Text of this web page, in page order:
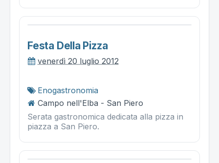
Festa Della Pizza
venerdì 20 luglio 2012
Enogastronomia
Campo nell'Elba - San Piero
Serata gastronomica dedicata alla pizza in
piazza a San Piero.